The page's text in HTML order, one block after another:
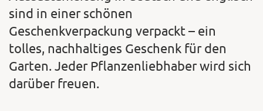
sind in einer schönen
Geschenkverpackung verpackt – ein
tolles, nachhaltiges Geschenk für den
Garten. Jeder Pflanzenliebhaber wird sich
darüber freuen.